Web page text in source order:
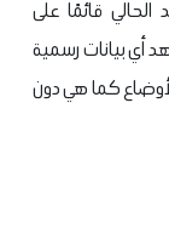
قائمًا على
أي بيانات رسمية
كما هي دون